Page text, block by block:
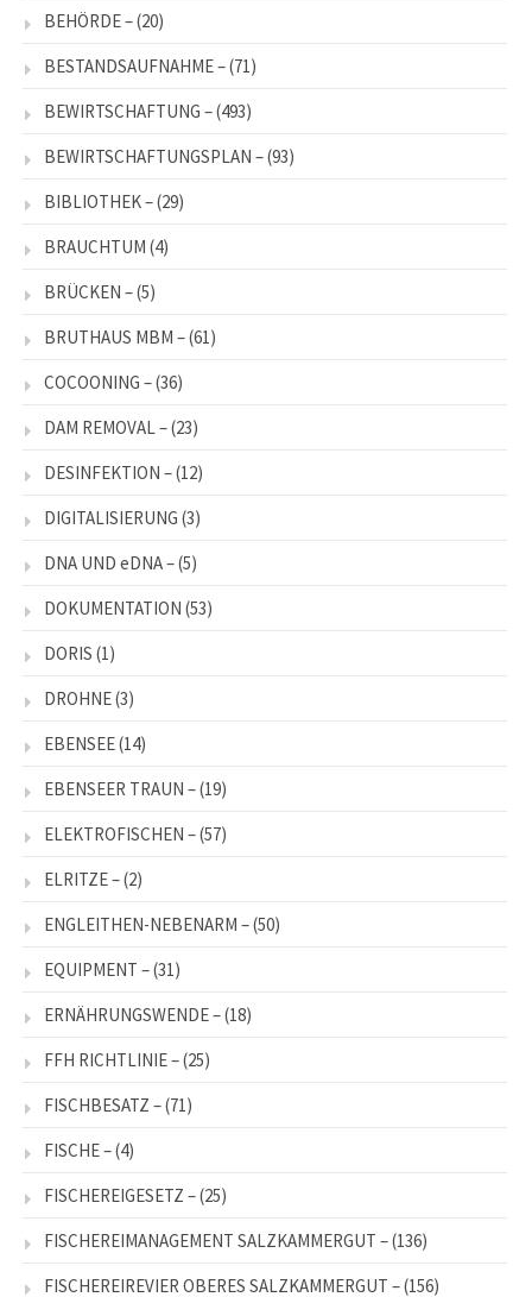
BEHÖRDE –(20)
BESTANDSAUFNAHME –(71)
BEWIRTSCHAFTUNG –(493)
BEWIRTSCHAFTUNGSPLAN –(93)
BIBLIOTHEK –(29)
BRAUCHTUM (4)
BRÜCKEN –(5)
BRUTHAUS MBM –(61)
COCOONING –(36)
DAM REMOVAL –(23)
DESINFEKTION –(12)
DIGITALISIERUNG (3)
DNA UND eDNA –(5)
DOKUMENTATION (53)
DORIS (1)
DROHNE(3)
EBENSEE(14)
EBENSEER TRAUN –(19)
ELEKTROFISCHEN –(57)
ELRITZE –(2)
ENGLEITHEN-NEBENARM –(50)
EQUIPMENT –(31)
ERNÄHRUNGSWENDE –(18)
FFH RICHTLINIE –(25)
FISCHBESATZ –(71)
FISCHE –(4)
FISCHEREIGESETZ –(25)
FISCHEREIMANAGEMENT SALZKAMMERGUT –(136)
FISCHEREIREVIER OBERES SALZKAMMERGUT –(156)